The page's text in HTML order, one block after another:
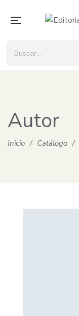
Autor
Inicio / Catálogo /